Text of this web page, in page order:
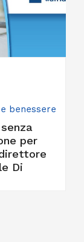
benessere
per
Di